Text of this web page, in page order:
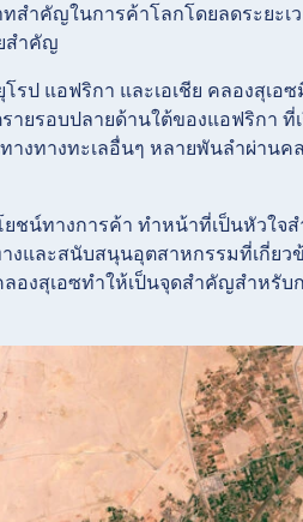
สำคัญในการค้าโลกโดยลดระยะเ
สำคัญ
ป แอฟริกา และเอเชีย คลองสุเ
ายรอบปลายด้านใต้ของแอฟริกา
ทางทางทะเลอื่นๆ หลายพันลำผ่า
ชน์ทางการค้า ทำหน้าที่เป็นหัวใ
และสนับสนุนอุตสาหกรรมที่เกี่ย
งสุเอซทำให้เป็นจุดสำคัญสำหรั